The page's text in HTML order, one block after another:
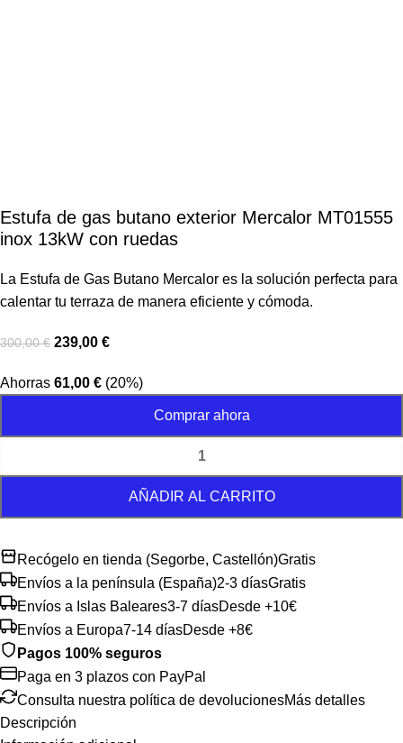
Estufa de gas butano exterior Mercalor MT01555
inox 13kW con ruedas
La Estufa de Gas Butano Mercalor es la solución perfecta para
calentar tu terraza de manera eficiente y cómoda.
300,00€ 239,00 €
Ahorras 61,00 € (20%)
AÑADIR AL CARRITO
Comprar ahora
Recógelo en tienda (Segorbe, Castellón)Gratis
Envíos a la península (España)2-3 díasGratis
Envíos a Islas Baleares3-7 díasDesde +10€
Envíos a Europa7-14 díasDesde +8€
Pagos 100% seguros
Paga en 3 plazos con PayPal
Consulta nuestra política de devolucionesMás detalles
Descripción